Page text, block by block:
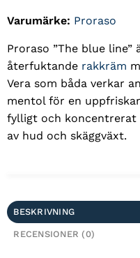
Varumärke: Proraso
Proraso ”The blue line”
återfuktande rakkräm
Vera som båda verkar
mentol för en
fylligt och koncentrerat
av hud och skäggväxt.
BESKRIVNING
RECENSIONER (0)